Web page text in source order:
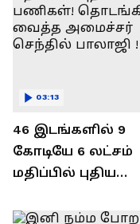
46 இடங்களில் 9
கோடியே 6 லட்சம்
மதிப்பில் புதிய
வைத்த அமைச்சர்
03:13